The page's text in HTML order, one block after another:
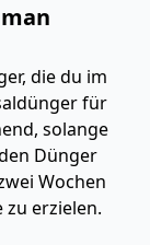
die du im
für
solange
Dünger
Wochen
erzielen.